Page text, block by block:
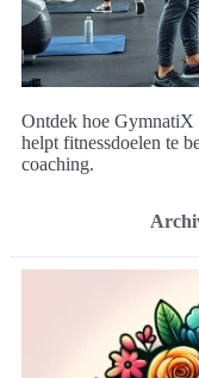
Ontdek hoe GymnatiX
helpt fitnessdoelen te
coaching.